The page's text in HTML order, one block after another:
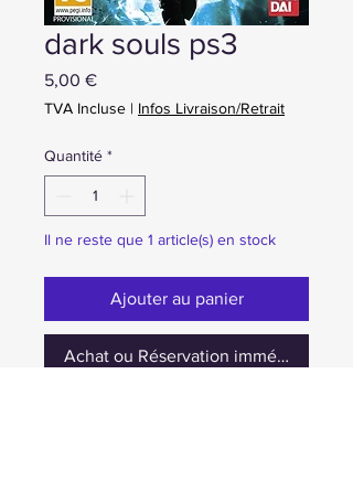
dark souls ps3
5,00 €Prix
TVA Incluse | Infos Livraison/Retrait
Quantité *
Il ne reste que 1 article(s) en stock
Ajouter au panier
Achat ou Réservation immédiate